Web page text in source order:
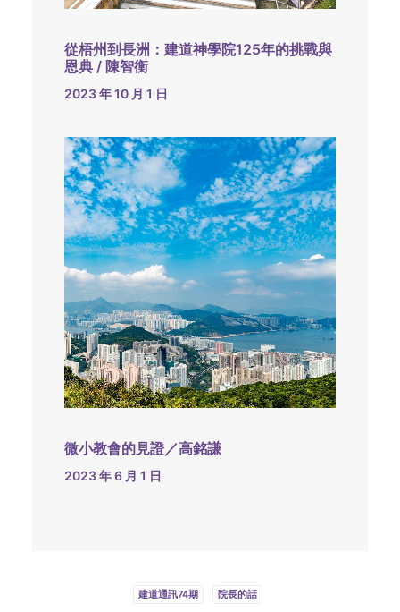
從梧州到長洲：建道神學院125年的挑戰與
恩典 / 陳智衡
2023 年 10 月 1 日
微小教會的見證／高銘謙
2023 年 6 月 1 日
建道通訊74期 院長的話